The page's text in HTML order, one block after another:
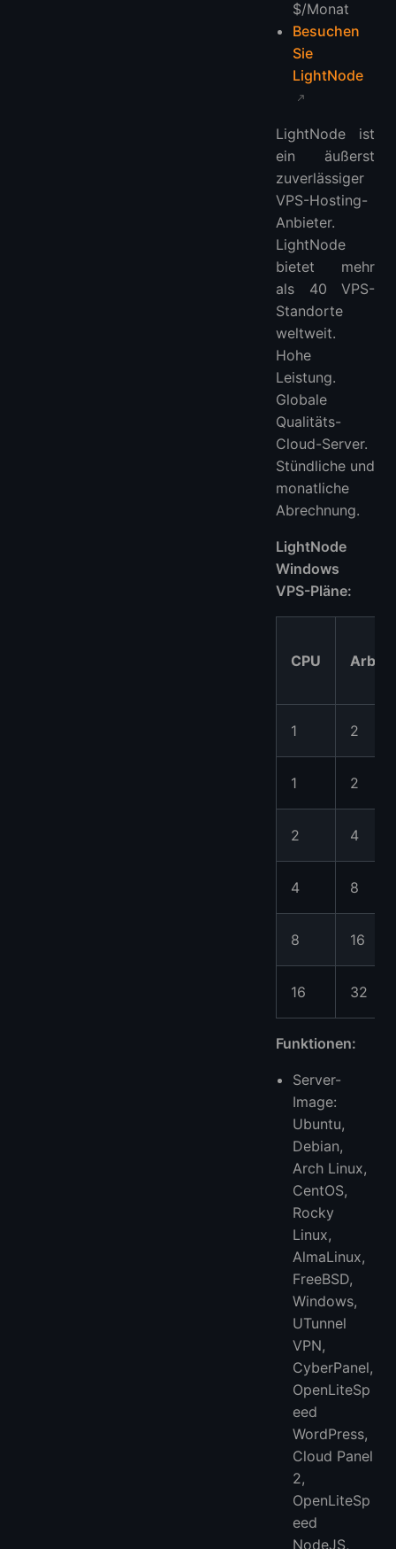
$/Monat
Besuchen
Sie
LightNode
LightNode ist
ein äußerst
zuverlässiger
VPS-Hosting-
Anbieter.
LightNode
bietet mehr
als 40 VPS-
Standorte
weltweit.
Hohe
Leistung.
Globale
Qualitäts-
Cloud-Server.
Stündliche und
monatliche
Abrechnung.
LightNode
Windows
VPS-Pläne:
CPU
1 2
1 2
2 4
4 8
8 16
16 32
Funktionen:
Server-
Image:
Ubuntu,
Debian,
Arch Linux,
CentOS,
Rocky
Linux,
AlmaLinux,
FreeBSD,
Windows,
UTunnel
VPN,
CyberPanel,
OpenLiteSp
eed ​​
WordPress,
Cloud Panel
2,
OpenLiteSp
eed ​​
NodeJS,